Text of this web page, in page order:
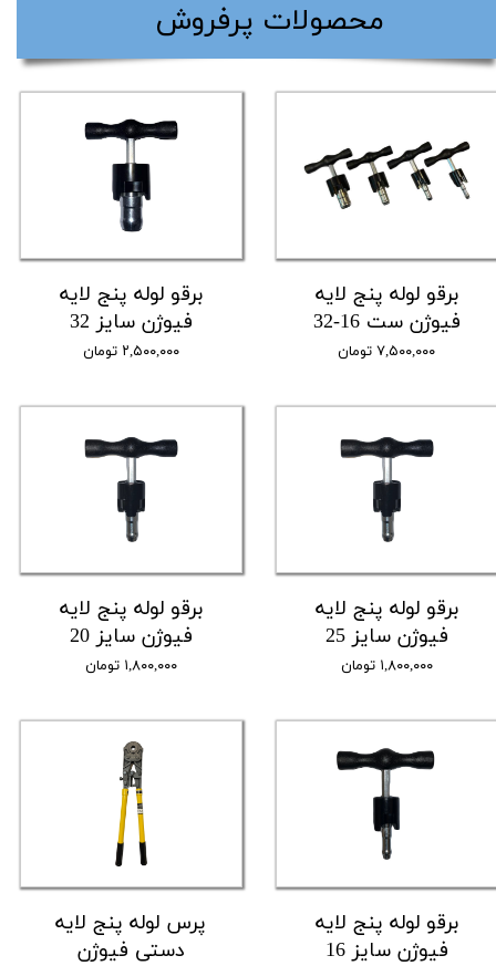
برقو لوله پنج لایه
فیوژن ست 16-32
۷,۵۰۰,۰۰۰ تومان
برقو لوله پنج لایه
فیوژن سایز 32
۲,۵۰۰,۰۰۰ تومان
برقو لوله پنج لایه
فیوژن سایز 25
۱,۸۰۰,۰۰۰ تومان
برقو لوله پنج لایه
فیوژن سایز 20
۱,۸۰۰,۰۰۰ تومان
برقو لوله پنج لایه
فیوژن سایز 16
پرس لوله پنج لایه
دستی فیوژن
​محصولات پرفروش